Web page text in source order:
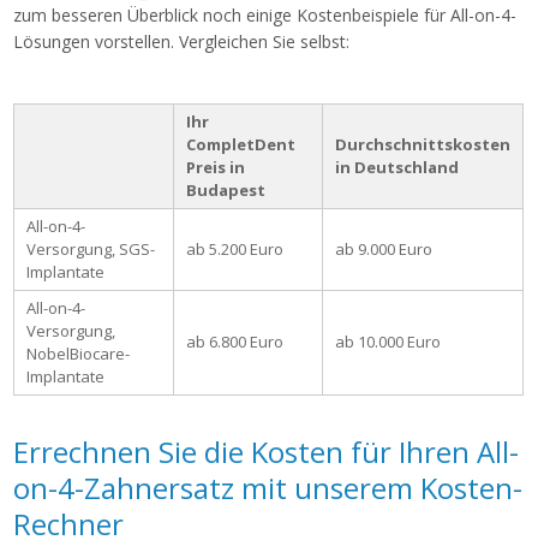
zum besseren Überblick noch einige Kostenbeispiele für All-on-4-
Lösungen vorstellen. Vergleichen Sie selbst:
Ihr
CompletDent
Preis in
Budapest
Durchschnittskosten
in Deutschland
All-on-4-
Versorgung, SGS-
Implantate
ab 5.200 Euro ab 9.000 Euro
All-on-4-
Versorgung,
NobelBiocare-
Implantate
ab 6.800 Euro ab 10.000 Euro
Errechnen Sie die Kosten für Ihren All-
on-4-Zahnersatz mit unserem Kosten-
Rechner